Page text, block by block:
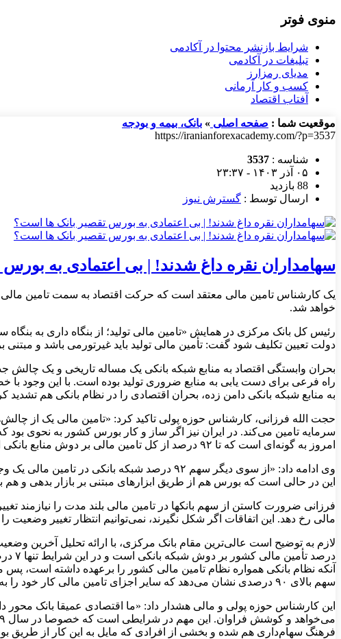
منوی فوتر
شرایط بازنشر محتوا در آکادمی
تبلیغات در آکادمی
مدیای رمزارز
کسب و کار آرمانی
آفتاب اقتصاد
موقعیت شما : صفحه اصلی » بانک، بیمه و بودجه
https://iranianforexacademy.com/?p=3537
شناسه : 3537
۰۵ آذر ۱۴۰۳ - ۲۳:۳۷
88 بازدید
ارسال توسط : گسترش نیوز
سهامداران نقره داغ شدند! | بی اعتمادی به
یک کارشناس تامین مالی معتقد است که حرکت اقتصاد به سمت تامین مالی
خواهد شد.
دولت تعیین تکلیف شود گفت: تأمین مالی تولید باید غیرتورمی باشد و
بحران وابستگی اقتصاد به منابع شبکه بانکی یک مساله تاریخی و یک چالش
راه فرعی برای دست یابی به منابع ضروری تولید بوده است. با این وجود
به منابع شبکه بانکی دامن زده، بحران اقتصادی را در نظام بانکی هم تشدید
حجت الله فرزانی، کارشناس حوزه پولی تاکید کرد: «تامین مالی یک از
سرمایه تامین می‌کند. در ایران نیز اگر ساز و کار بورس کشور به نحوی بود
امروز به گونه‌ای است که تا ۹۲ درصد از کل تامین مالی بر دوش منابع بانکی است.»
وی ادامه داد: «از سوی دیگر سهم ۹۲ درصد
این در حالی است که بورس هم از طریق ابزارهای مبتنی بر بازار بدهی و
فرزانی ضرورت کاستن از سهم بانکها در تامین مالی بلند مدت را نیازمند
مالی رخ دهد. این اتفاقات اگر شکل نگیرند، نمی‌توانیم انتظار تغییر وضعیت
آنکه نظام بانکی همواره نظام تامین مالی کشور را برعهده داشته است،
سهم بالای ۹۰ درصدی نشان می‌دهد که سایر اجزای تامین مالی کار خود را به خوبی انجام نمی‌دهند.
این کارشناس حوزه پولی و مالی هشدار داد: «ما اقتصادی عمیقا بانک
فرهنگ سهام‌داری هم شده و بخشی از افرادی که مایل به این کار از طریق